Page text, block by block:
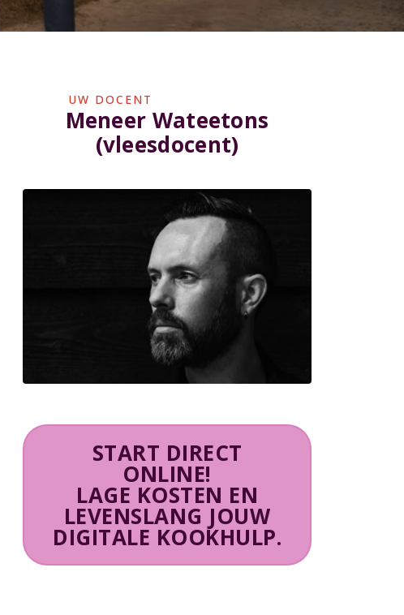
UW DOCENT
Meneer Wateetons
(vleesdocent)
START DIRECT
ONLINE!
LAGE KOSTEN EN
LEVENSLANG JOUW
DIGITALE KOOKHULP.